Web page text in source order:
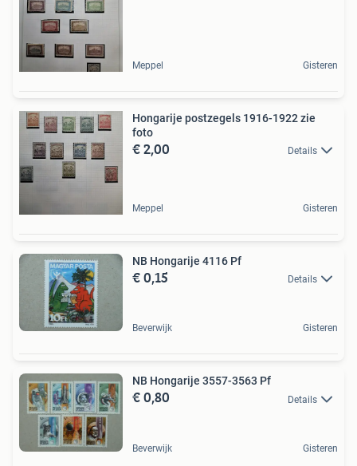
Meppel Gisteren
Hongarije postzegels 1916-1922 zie
foto
€ 2,00 Details
Meppel Gisteren
NB Hongarije 4116 Pf
€ 0,15 Details
Beverwijk Gisteren
NB Hongarije 3557-3563 Pf
€ 0,80 Details
Beverwijk Gisteren